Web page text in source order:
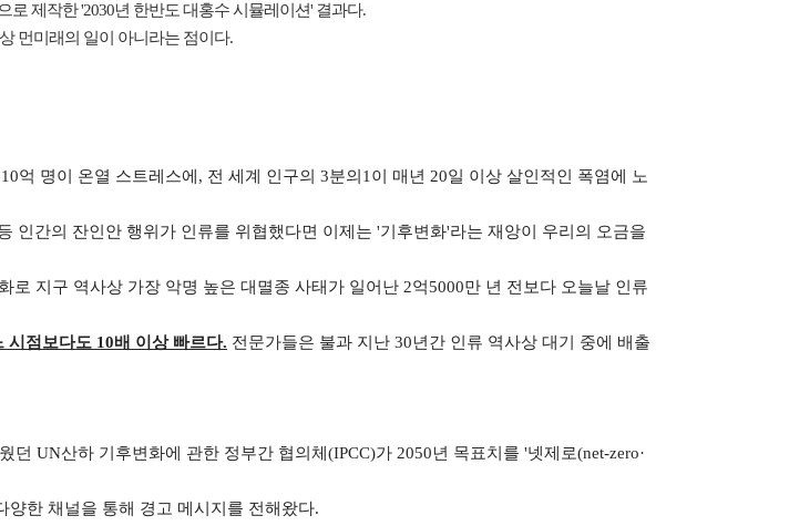
제작한 '2030년 한반도 대홍수 시뮬레이션' 결과다.
먼미래의 일이 아니라는 점이다.
억 명이 온열 스트레스에, 전 세계 인구의 3분의1이 매년 20일 이상 살인적인 폭염에 노
인간의 잔인안 행위가 인류를 위협했다면 이제는 '기후변화'라는 재앙이 우리의 오금을
지구 역사상 가장 악명 높은 대멸종 사태가 일어난 2억5000만 년 전보다 오늘날 인류
시점보다도 10배 이상 빠르다. 전문가들은 불과 지난 30년간 인류 역사상 대기 중에 배출
UN산하 기후변화에 관한 정부간 협의체(IPCC)가 2050년 목표치를 '넷제로(net-zero·
한 채널을 통해 경고 메시지를 전해왔다.